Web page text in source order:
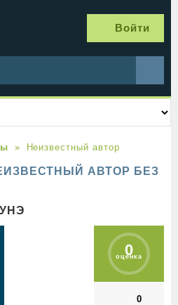
Войти
Неизвестный автор
АВТОР БЕЗ
0
оценка
0